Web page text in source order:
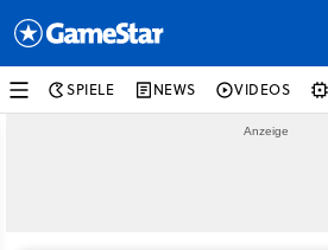
SPIELE NEWS VIDEOS